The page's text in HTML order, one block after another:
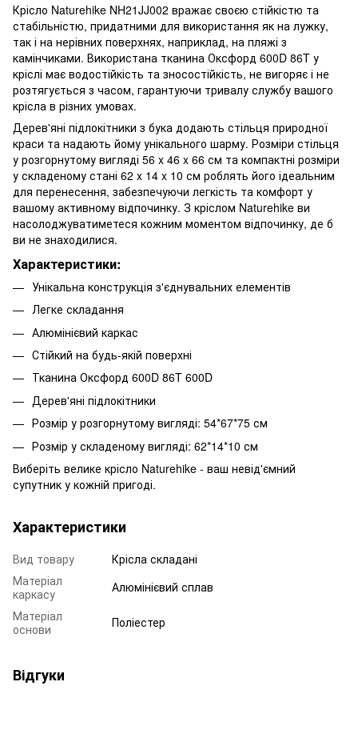
Крісло Naturehike NH21JJ002 вражає своєю стійкістю та
стабільністю, придатними для використання як на лужку,
так і на нерівних поверхнях, наприклад, на пляжі з
камінчиками. Використана тканина Оксфорд 600D 86T у
кріслі має водостійкість та зносостійкість, не вигоряє і не
розтягується з часом, гарантуючи тривалу службу вашого
крісла в різних умовах.
Дерев'яні підлокітники з бука додають стільця природної
краси та надають йому унікального шарму. Розміри стільця
у розгорнутому вигляді 56 x 46 x 66 см та компактні розміри
у складеному стані 62 x 14 x 10 см роблять його ідеальним
для перенесення, забезпечуючи легкість та комфорт у
вашому активному відпочинку. З кріслом Naturehike ви
насолоджуватиметеся кожним моментом відпочинку, де б
ви не знаходилися.
Характеристики:
Унікальна конструкція з'єднувальних елементів
Легке складання
Алюмінієвий каркас
Стійкий на будь-якій поверхні
Тканина Оксфорд 600D 86T 600D
Дерев'яні підлокітники
Розмір у розгорнутому вигляді: 54*67*75 см
Розмір у складеному вигляді: 62*14*10 см
Виберіть велике крісло Naturehike - ваш невід'ємний
супутник у кожній пригоді.
Характеристики
Вид товару
Крісла складані
Матеріал
каркасу
Алюмінієвий сплав
Матеріал
основи
Поліестер
Відгуки